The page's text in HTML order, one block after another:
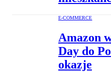
E-COMMERCE
Amazon
Day do
okazje